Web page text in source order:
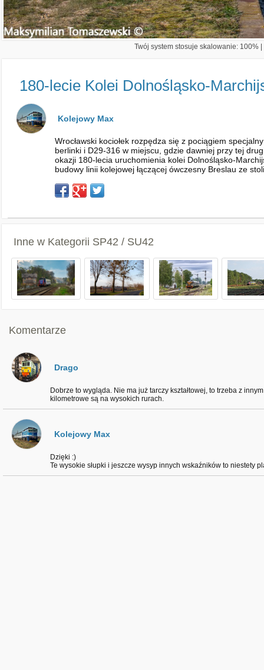
Twój system stosuje skalowanie: 100%
180-lecie Kolei Dolnośląsko-
Kolejowy Max
Wrocławski kociołek rozpędza się z pociągiem
berlinki i D29-316 w miejscu, gdzie dawniej przy tej
okazji 180-lecia uruchomienia kolei Dolnośląsko-
budowy linii kolejowej łączącej ówczesny Breslau ze
Inne w Kategorii SP42 / SU42
Komentarze
Drago
Dobrze to wygląda. Nie ma już tarczy kształtowej, to trzeba z
kilometrowe są na wysokich rurach.
Kolejowy Max
Dzięki :)
Te wysokie słupki i jeszcze wysyp innych wskaźników to niestety